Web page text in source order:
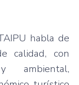
habla de
calidad, con
ambiental,